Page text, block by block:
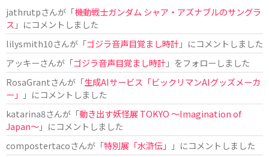
jathrutpさんが「機動戦士ガンダム シャア・アズナブルのサングラ
ス 」にコメントしました
lilysmith10さんが「ゴジラ音声目覚まし時計」にコメントしました
アッキーさんが「ゴジラ音声目覚まし時計」をフォローしました
RosaGrantさんが「生成AIサービス「ビックリマンAIグッズメーカ
ー」
」にコメントしました
katarina8さんが「動き出す妖怪展 TOKYO 〜Imagination of
Japan〜」にコメントしました
compostertacoさんが「特別展「水滸伝」
」にコメントしました